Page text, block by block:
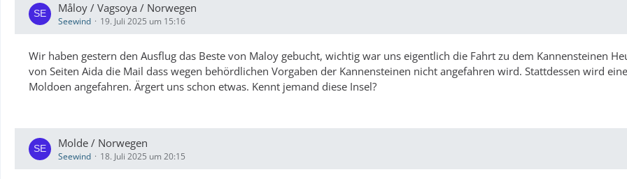
Måloy / Vagsoya / Norwegen
Seewind 19. Juli 2025 um 15:16
Wir haben gestern den Ausflug das Beste von Maloy gebucht, wichtig war uns eigentlich die Fahrt zu dem Kannensteinen
von Seiten Aida die Mail dass wegen behördlichen Vorgaben der Kannensteinen nicht angefahren wird. Stattdessen wird
Moldoen angefahren. Ärgert uns schon etwas. Kennt jemand diese Insel?
Molde / Norwegen
Seewind 18. Juli 2025 um 20:15